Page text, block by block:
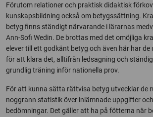
Förutom relationer och praktisk didaktisk
kunskapsbildning också om betygssättning.
betyg finns ständigt närvarande i lärarnas
Ann-Sofi Wedin. De brottas med det omöjliga
elever till ett godkänt betyg och även här har
för att klara det, alltifrån ledsagning och
grundlig träning inför nationella prov.
För att kunna sätta rättvisa betyg utvecklar de
noggrann statistik över inlämnade uppgifter
bedömningar. Det gäller att ha på fötterna när